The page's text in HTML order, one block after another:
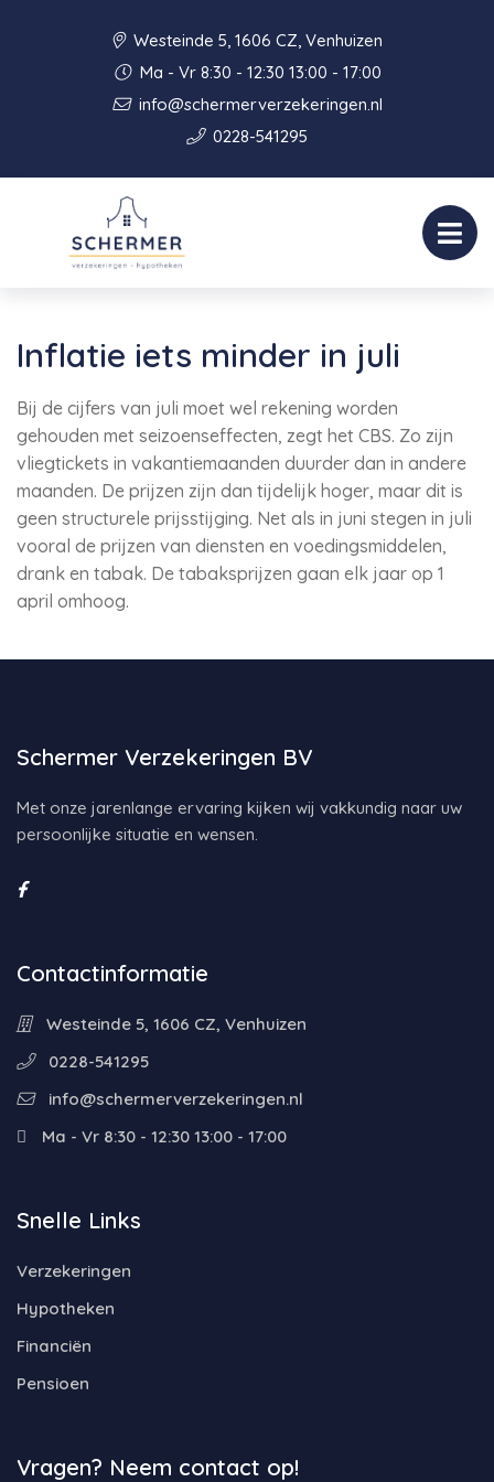
Westeinde 5, 1606 CZ, Venhuizen
Ma - Vr 8:30 - 12:30 13:00 - 17:00
info@schermerverzekeringen.nl
0228-541295
Inflatie iets minder in juli
Bij de cijfers van juli moet wel rekening worden
gehouden met seizoenseffecten, zegt het CBS. Zo zijn
vliegtickets in vakantiemaanden duurder dan in andere
maanden. De prijzen zijn dan tijdelijk hoger, maar dit is
geen structurele prijsstijging. Net als in juni stegen in juli
vooral de prijzen van diensten en voedingsmiddelen,
drank en tabak. De tabaksprijzen gaan elk jaar op 1
april omhoog.
Schermer Verzekeringen BV
Met onze jarenlange ervaring kijken wij vakkundig naar uw
persoonlijke situatie en wensen.
Contactinformatie
Westeinde 5, 1606 CZ, Venhuizen
0228-541295
info@schermerverzekeringen.nl
Ma - Vr 8:30 - 12:30 13:00 - 17:00
Snelle Links
Verzekeringen
Hypotheken
Financiën
Pensioen
Vragen? Neem contact op!